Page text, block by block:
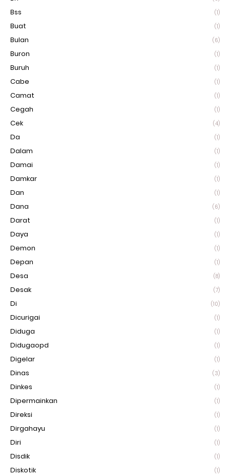
Bss (1)
Buat (1)
Bulan (6)
Buron (1)
Buruh (1)
Cabe (1)
Camat (1)
Cegah (1)
Cek (4)
Da (1)
Dalam (1)
Damai (1)
Damkar (1)
Dan (1)
Dana (6)
Darat (1)
Daya (1)
Demon (1)
Depan (1)
Desa (8)
Desak (7)
Di (10)
Dicurigai (1)
Diduga (1)
Didugaopd (1)
Digelar (1)
Dinas (3)
Dinkes (1)
Dipermainkan (1)
Direksi (1)
Dirgahayu (1)
Diri (1)
Disdik (1)
Diskotik (1)